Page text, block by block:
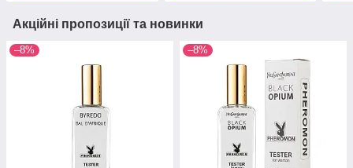
Акційні пропозиції та новинки
–8% –8%